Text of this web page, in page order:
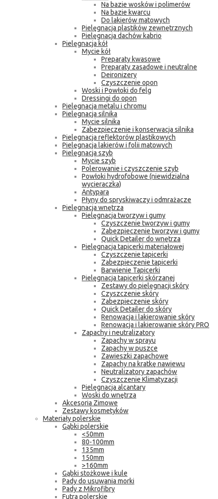
Na bazie wosków i polimerów
Na bazie kwarcu
Do lakierów matowych
Pielęgnacja plastików zewnętrznych
Pielęgnacja dachów kabrio
Pielęgnacja kół
Mycie kół
Preparaty kwasowe
Preparaty zasadowe i neutralne
Deironizery
Czyszczenie opon
Woski i Powłoki do felg
Dressingi do opon
Pielęgnacja metalu i chromu
Pielęgnacja silnika
Mycie silnika
Zabezpieczenie i konserwacja silnika
Pielęgnacja reflektorów plastikowych
Pielęgnacja lakierów i folii matowych
Pielęgnacja szyb
Mycie szyb
Polerowanie i czyszczenie szyb
Powłoki hydrofobowe (niewidzialna
wycieraczka)
Antypara
Płyny do spryskiwaczy i odmrażacze
Pielęgnacja wnętrza
Pielęgnacja tworzyw i gumy
Czyszczenie tworzyw i gumy
Zabezpieczenie tworzyw i gumy
Quick Detailer do wnętrza
Pielęgnacja tapicerki materiałowej
Czyszczenie tapicerki
Zabezpieczenie tapicerki
Barwienie Tapicerki
Pielęgnacja tapicerki skórzanej
Zestawy do pielęgnacji skóry
Czyszczenie skóry
Zabezpieczenie skóry
Quick Detailer do skóry
Renowacja i lakierowanie skóry
Renowacja i lakierowanie skóry PRO
Zapachy i neutralizatory
Zapachy w sprayu
Zapachy w puszce
Zawieszki zapachowe
Zapachy na kratkę nawiewu
Neutralizatory zapachów
Czyszczenie Klimatyzacji
Pielęgnacja alcantary
Woski do wnętrza
Akcesoria Zimowe
Zestawy kosmetyków
Materiały polerskie
Gąbki polerskie
<50mm
80-100mm
135mm
150mm
>160mm
Gąbki stożkowe i kule
Pady do usuwania morki
Pady z Mikrofibry
Futra polerskie